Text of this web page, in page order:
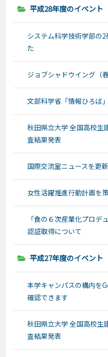
平成28年度のイベント
システム科学技術学部の
た
ジョブシャドウイング（
文部科学省「情報ひろば
秋田県立大学 全国高校生
査結果発表
国際交流室ニュースを更新
女性活躍推進行動計画を
「食の６次産業化プロデ
認証取得について
平成27年度のイベント
本学キャンパスの構内を
確認できます
秋田県立大学 全国高校生
査結果発表